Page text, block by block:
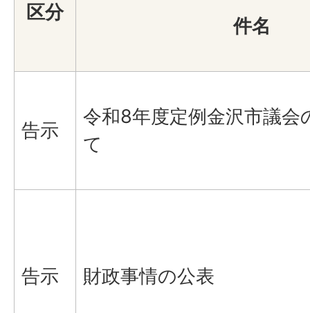
区分
件名
告示
令和8年度定例金沢市議会
て
告示 財政事情の公表